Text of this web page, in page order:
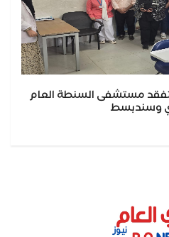
تتفقد مستشفى السنطة العام
وسندبسط